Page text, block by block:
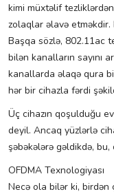
kimi müxtəlif
zolaqlar əlavə
Başqa sözlə, 802.11ac
bilən kanalların sayını
kanallarda əlaqə qura
hər bir cihazla fərdi
Üç cihazın qoşulduğu
deyil. Ancaq yüzlərlə
şəbəkələrə gəldikdə,
OFDMA Texnologiyası
Necə ola bilər ki,